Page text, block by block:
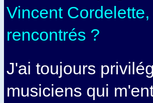
Vincent
rencontrés ?
J'ai toujours
musiciens qui